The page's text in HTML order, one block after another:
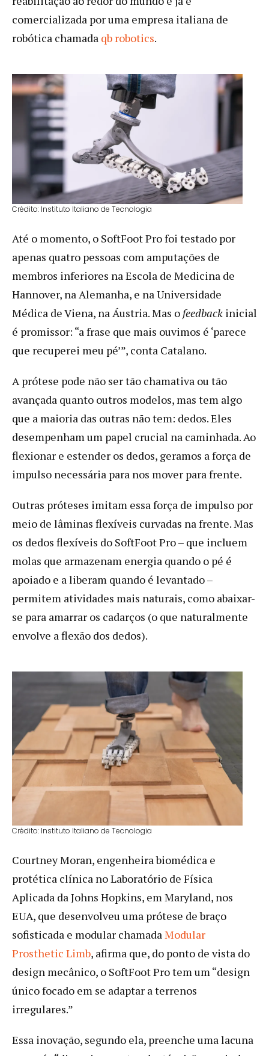
comercializada por uma empresa italiana de
robótica chamada qb robotics.
Crédito: Instituto Italiano de Tecnologia
Até o momento, o SoftFoot Pro foi testado por
apenas quatro pessoas com amputações de
membros inferiores na Escola de Medicina de
Hannover, na Alemanha, e na Universidade
Médica de Viena, na Áustria. Mas o feedback inicial
é promissor: “a frase que mais ouvimos é ‘parece
que recuperei meu pé’”, conta Catalano.
A prótese pode não ser tão chamativa ou tão
avançada quanto outros modelos, mas tem algo
que a maioria das outras não tem: dedos. Eles
desempenham um papel crucial na caminhada. Ao
flexionar e estender os dedos, geramos a força de
impulso necessária para nos mover para frente.
Outras próteses imitam essa força de impulso por
meio de lâminas flexíveis curvadas na frente. Mas
os dedos flexíveis do SoftFoot Pro – que incluem
molas que armazenam energia quando o pé é
apoiado e a liberam quando é levantado –
permitem atividades mais naturais, como abaixar-
se para amarrar os cadarços (o que naturalmente
envolve a flexão dos dedos).
Crédito: Instituto Italiano de Tecnologia
Courtney Moran, engenheira biomédica e
protética clínica no Laboratório de Física
Aplicada da Johns Hopkins, em Maryland, nos
EUA, que desenvolveu uma prótese de braço
sofisticada e modular chamadaModular
Prosthetic Limb, afirma que, do ponto de vista do
design mecânico, o SoftFoot Pro tem um “design
único focado em se adaptar a terrenos
irregulares.”
Essa inovação, segundo ela, preenche uma lacuna